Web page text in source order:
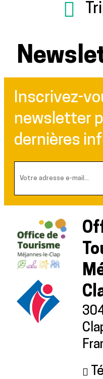
Inscrivez-
newsletter
dernières